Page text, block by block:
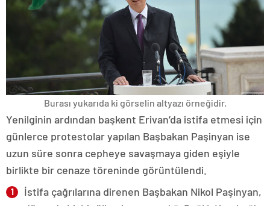
Burası yukarıda ki görselin altyazı örneğidir.
Yenilginin ardından başkent Erivan’da istifa etmesi için
günlerce protestolar yapılan Başbakan Paşinyan ise
uzun süre sonra cepheye savaşmaya giden eşiyle
birlikte bir cenaze töreninde görüntülendi.
İstifa çağrılarına direnen Başbakan Nikol Paşinyan,